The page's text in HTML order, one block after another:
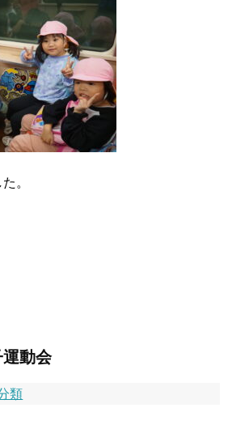
。
運動会
類